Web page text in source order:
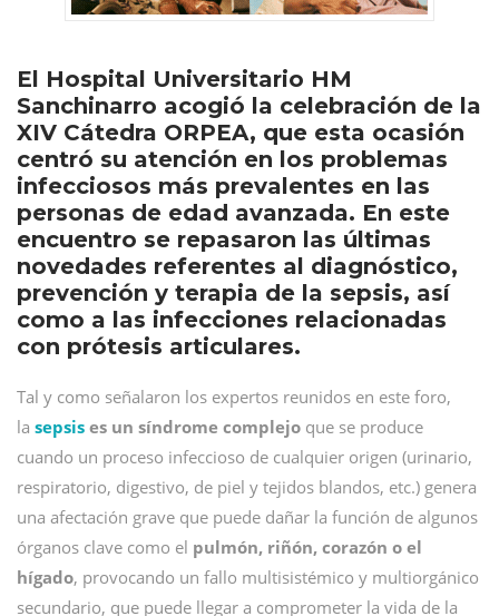
El Hospital Universitario HM
Sanchinarro acogió la celebración de la
XIV Cátedra ORPEA, que esta ocasión
centró su atención en los problemas
infecciosos más prevalentes en las
personas de edad avanzada. En este
encuentro se repasaron las últimas
novedades referentes al diagnóstico,
prevención y terapia de la sepsis, así
como a las infecciones relacionadas
con prótesis articulares.
Tal y como señalaron los expertos reunidos en este foro,
la sepsis es un síndrome complejo que se produce
cuando un proceso infeccioso de cualquier origen (urinario,
respiratorio, digestivo, de piel y tejidos blandos, etc.) genera
una afectación grave que puede dañar la función de algunos
órganos clave como el pulmón, riñón, corazón o el
hígado, provocando un fallo multisistémico y multiorgánico
secundario, que puede llegar a comprometer la vida de la